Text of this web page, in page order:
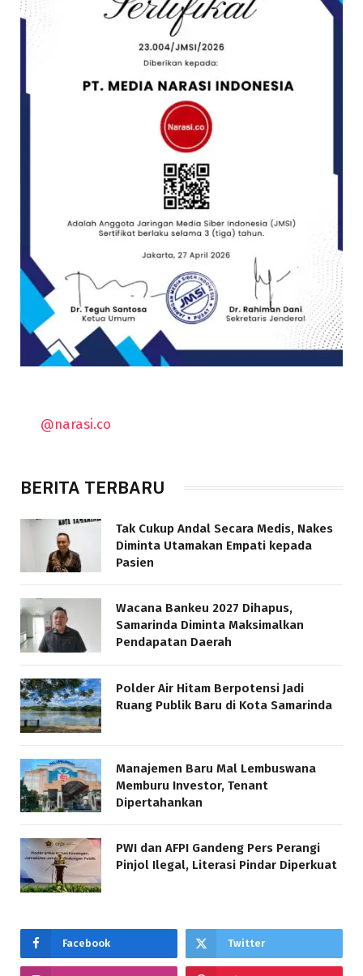
@narasi.co
BERITA TERBARU
Tak Cukup Andal Secara Medis, Nakes
Diminta Utamakan Empati kepada
Pasien
Wacana Bankeu 2027 Dihapus,
Samarinda Diminta Maksimalkan
Pendapatan Daerah
Polder Air Hitam Berpotensi Jadi
Ruang Publik Baru di Kota Samarinda
Manajemen Baru Mal Lembuswana
Memburu Investor, Tenant
Dipertahankan
PWI dan AFPI Gandeng Pers Perangi
Pinjol Ilegal, Literasi Pindar Diperkuat
Facebook Twitter